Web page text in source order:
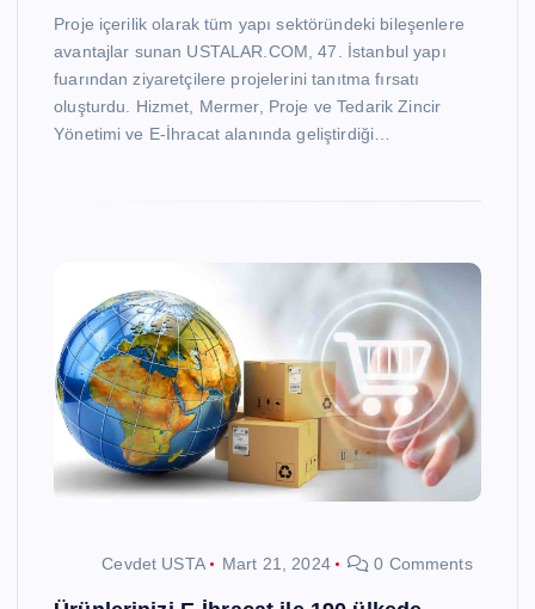
Proje içerilik olarak tüm yapı sektöründeki bileşenlere
avantajlar sunan USTALAR.COM, 47. İstanbul yapı
fuarından ziyaretçilere projelerini tanıtma fırsatı
oluşturdu. Hizmet, Mermer, Proje ve Tedarik Zincir
Yönetimi ve E-İhracat alanında geliştirdiği…
Cevdet USTA Mart 21, 2024 0 Comments